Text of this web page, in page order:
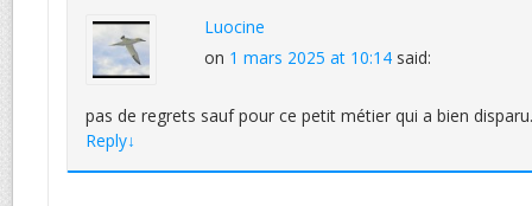
Luocine
on 1 mars 2025 at 10:14 said:
pas de regrets sauf pour ce petit métier qui a bien disparu.
Reply↓